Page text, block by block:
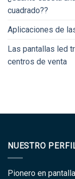
cuadrado??
Aplicaciones de
Las pantallas led
centros de venta
NUESTRO
Pionero en